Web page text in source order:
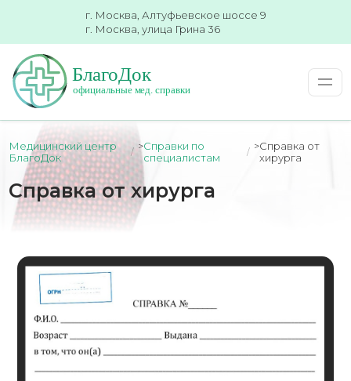
г. Москва, Алтуфьевское шоссе 9
г. Москва, улица Грина 36
Медицинский центр
БлагоДок
>Справки по
специалистам
>Справка от
хирурга
Справка от хирурга